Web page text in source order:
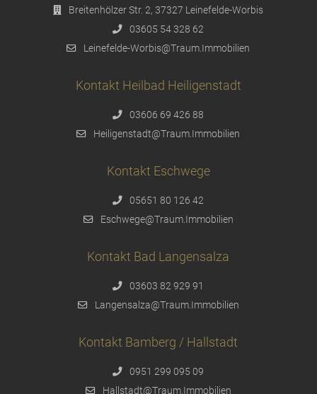
Breitenhölzer Str. 2, 37327 Leinefelde-Worbis
03605 54 328 62
Leinefelde-Worbis@Traum.Immobilien
Kontakt Heilbad Heiligenstadt
03606 69 426 88
Heiligenstadt@Traum.Immobilien
Kontakt Eschwege
05651 80 126 42
Eschwege@Traum.Immobilien
Kontakt Bad Langensalza
03603 82 929 91
Langensalza@Traum.Immobilien
Kontakt Bamberg / Hallstadt
0951 299 095 09
Hallstadt@Traum.Immobilien